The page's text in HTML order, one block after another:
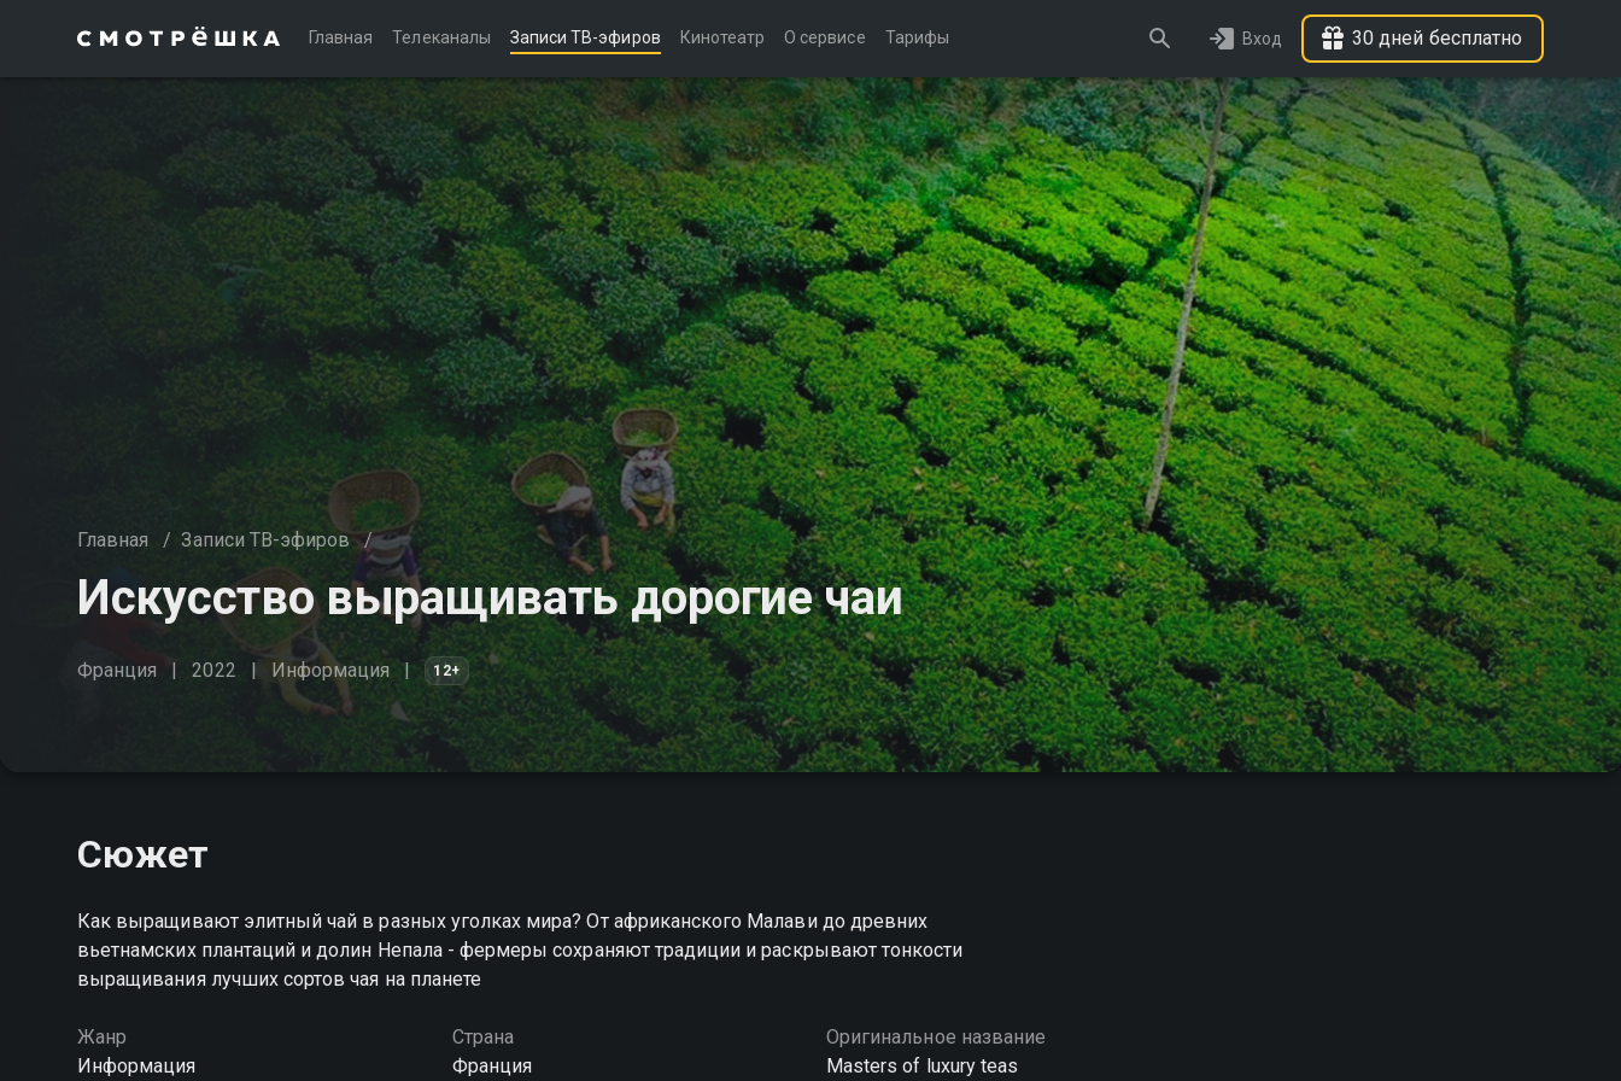
Главная Телеканалы Записи ТВ-эфиров Кинотеатр О сервисе Тарифы Вход 30 дней бесплатно
Главная / Записи ТВ-эфиров /
Искусство выращивать дорогие чаи
Франция 2022 Информация 12+
Сюжет
Как выращивают элитный чай в разных уголках мира? От африканского Малави до древних
вьетнамских плантаций и долин Непала - фермеры сохраняют традиции и раскрывают тонкости
выращивания лучших сортов чая на планете
Жанр
Информация
Страна
Франция
Оригинальное название
Masters of luxury teas